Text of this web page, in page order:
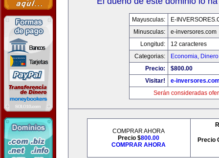
Mayusculas:
E-
Minusculas:
e-inversores.com
Longitud:
12 caracteres
Categorias:
Economia,
Precio:
$800.00
Visitar!
e-
Serán consideradas
COMPRAR AHORA
Precio $800.00
COMPRAR AHORA
Precio